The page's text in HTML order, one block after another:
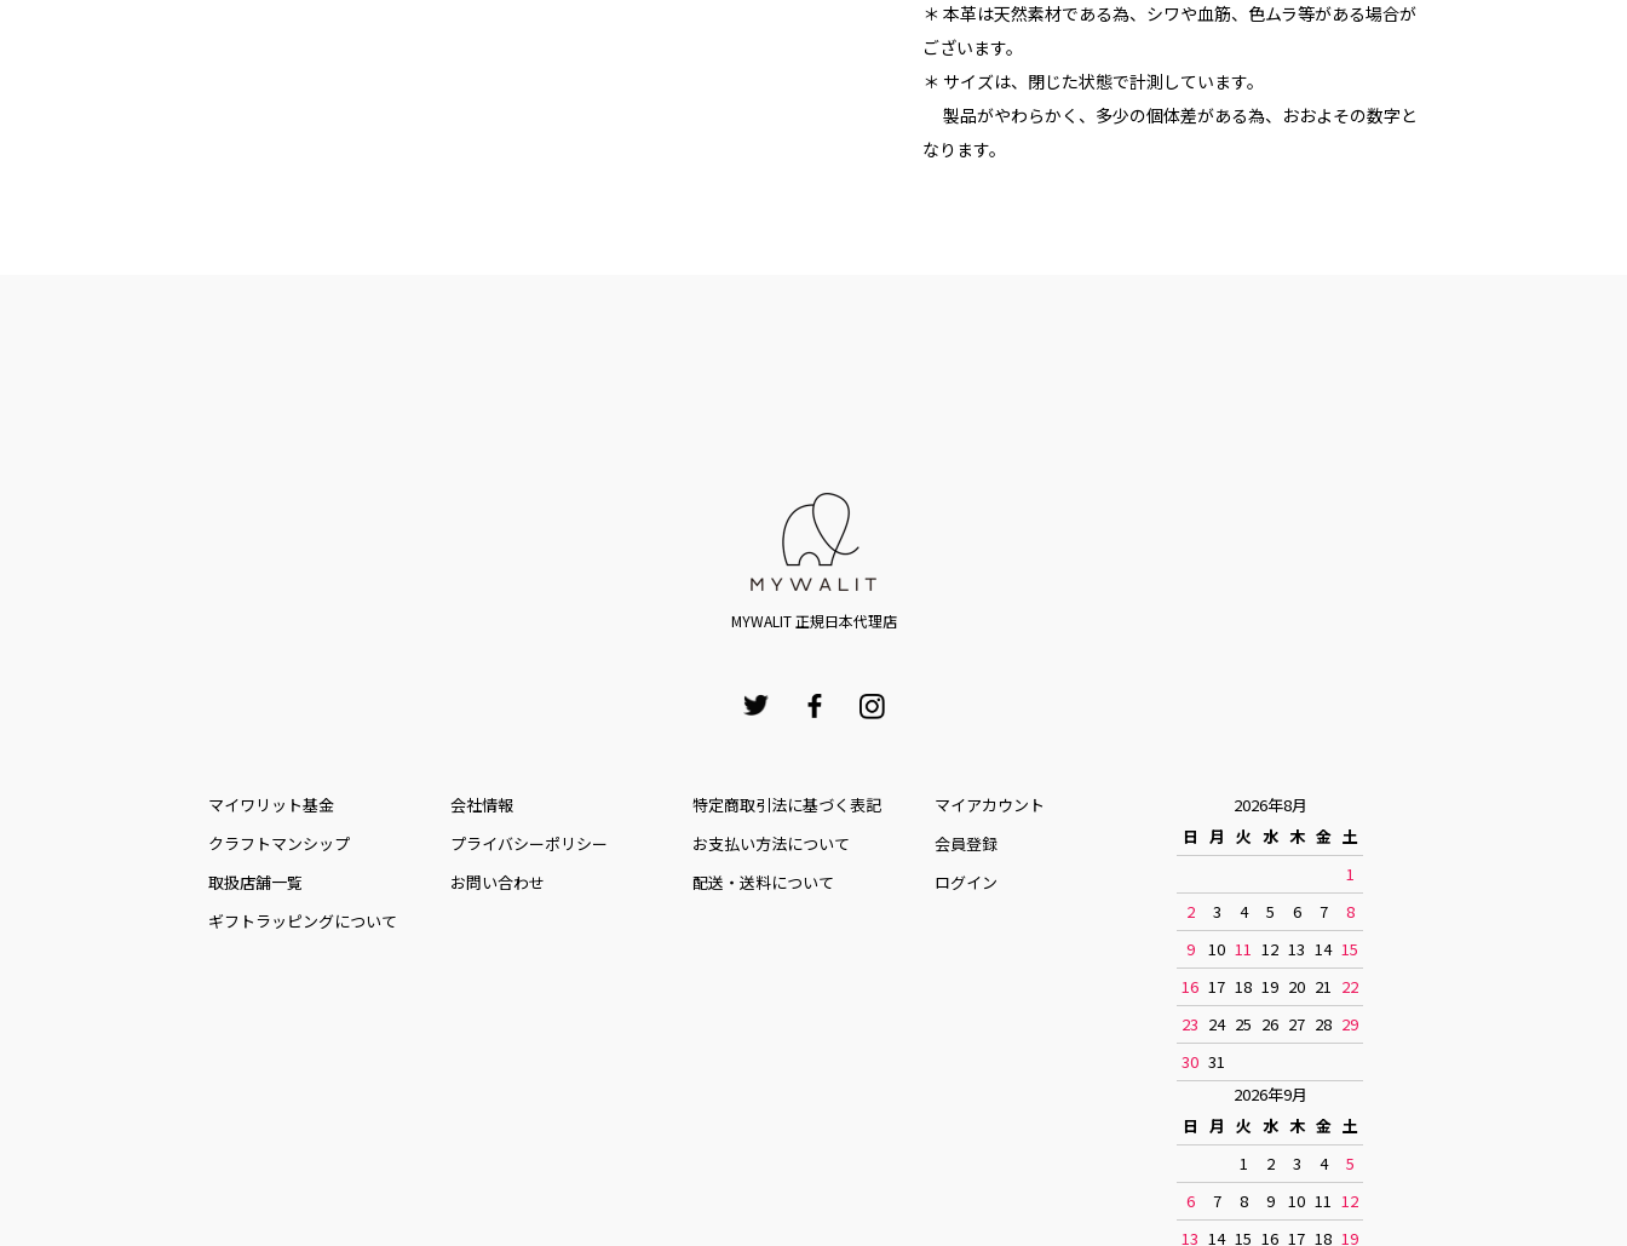
＊ 本革は天然素材である為、シワや血筋、色ムラ等がある場合が
ございます。
＊ サイズは、閉じた状態で計測しています。
製品がやわらかく、多少の個体差がある為、おおよその数字と
なります。
MYWALIT 正規日本代理店
マイワリット基金
クラフトマンシップ
取扱店舗一覧
ギフトラッピングについて
会社情報
プライバシーポリシー
お問い合わせ
特定商取引法に基づく表記
お⽀払い⽅法について
配送・送料について
マイアカウント
会員登録
ログイン
2026年8月
日 月 火 水 木 金 土
1
2
3 4 5 6 7
8
9
10 11 12 13 14 15
16 17 18 19 20 21 22
23 24 25 26 27 28 29
30 31
2026年9月
日 月 火 水 木 金 土
1
2 3 4
5
6
7 8 9 10 11 12
13 14 15 16 17 18 19